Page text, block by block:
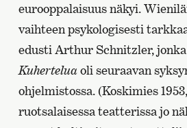
eurooppalaisuus näkyi.
vaihteen psykologisesti
edusti Arthur Schnitzler, jonka
Kuherteluaoli seuraavan
ohjelmistossa. (Koskimies
ruotsalaisessa teatterissa jo